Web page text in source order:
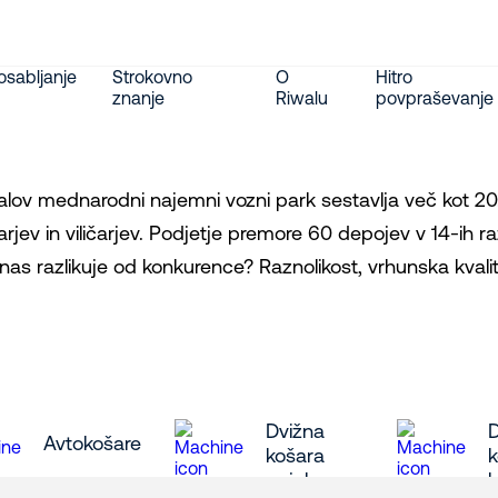
Strokovno
znanje
O
Riwalu
Hitro
povpraševanje
mednarodni najemni vozni park sestavlja več kot
in viličarjev. Podjetje premore 60 depojev v 14-ih
razlikuje od konkurence? Raznolikost, vrhunska
Avtokošare
Dvižna
košara
pajek